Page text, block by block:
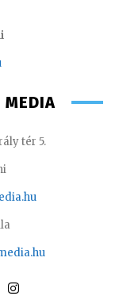
MEDIA
tér 5.